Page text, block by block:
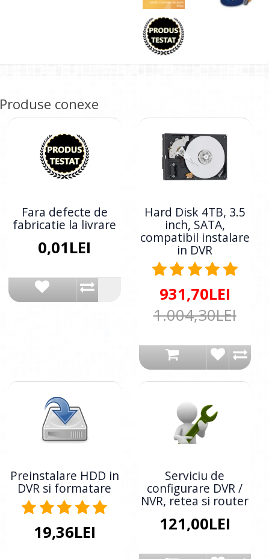
Produse conexe
Fara defecte de
fabricatie la livrare
0,01LEI
Hard Disk 4TB, 3.5
inch, SATA,
compatibil instalare
in DVR
931,70LEI
1.004,30LEI
Preinstalare HDD in
DVR si formatare
19,36LEI
Serviciu de
configurare DVR /
NVR, retea si router
121,00LEI